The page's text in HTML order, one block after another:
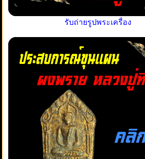
รับถ่ายรูปพระเครื่อง